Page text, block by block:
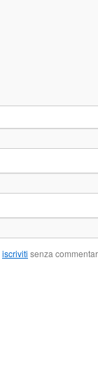
iscriviti senza